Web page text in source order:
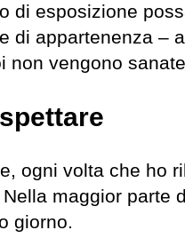
di esposizione
di appartenenza –
non vengono
ogni volta che ho
maggior parte
giorno.